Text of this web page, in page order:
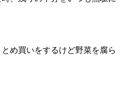
め買いをするけど野菜を腐ら